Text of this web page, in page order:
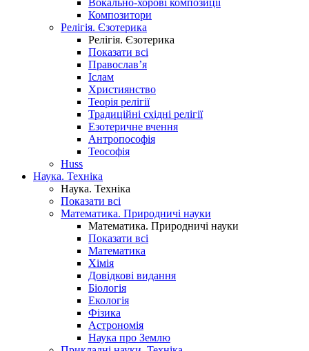
Вокально-хорові композиції
Композитори
Релігія. Єзотерика
Релігія. Єзотерика
Показати всі
Православ’я
Іслам
Християнство
Теорія релігії
Традиційні східні релігії
Езотеричне вчення
Антропософія
Теософія
Huss
Наука. Техніка
Наука. Техніка
Показати всі
Математика. Природничі науки
Математика. Природничі науки
Показати всі
Математика
Хімія
Довідкові видання
Біологія
Екологія
Фізика
Астрономія
Наука про Землю